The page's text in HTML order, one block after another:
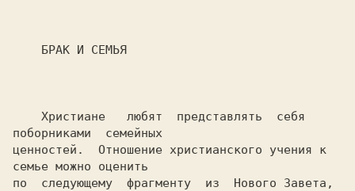
поборниками  семейных
ценностей.  Отношение христианского учения к
семье можно оценить
по  следующему  фрагменту  из  Нового Завета,